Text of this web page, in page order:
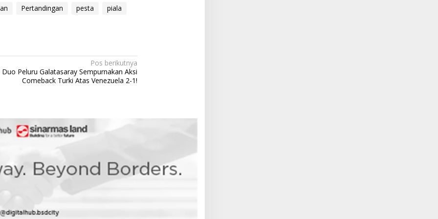
Pertandingan pesta
piala
Pos berikutnya
Duo Peluru Galatasaray Sempurnakan Aksi
Comeback Turki Atas Venezuela 2-1!